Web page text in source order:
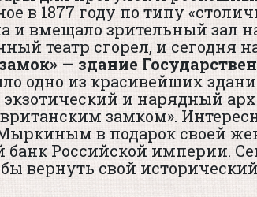
в 1877 году по типу
и вмещало зрительный зал
театр сгорел, и сегодня
— здание
одно из красивейших
экзотический и нарядный
замком».
в подарок своей
банк Российской империи.
вернуть свой